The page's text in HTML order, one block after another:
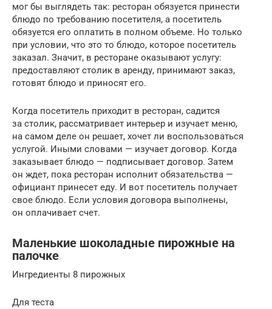
мог бы выглядеть так: ресторан обязуется принести
блюдо по требованию посетителя, а посетитель
обязуется его оплатить в полном объеме. Но только
при условии, что это то блюдо, которое посетитель
заказал. Значит, в ресторане оказывают услугу:
предоставляют столик в аренду, принимают заказ,
готовят блюдо и приносят его.
Когда посетитель приходит в ресторан, садится
за столик, рассматривает интерьер и изучает меню,
на самом деле он решает, хочет ли воспользоваться
услугой. Иными словами — изучает договор. Когда
заказывает блюдо — подписывает договор. Затем
он ждет, пока ресторан исполнит обязательства —
официант принесет еду. И вот посетитель получает
свое блюдо. Если условия договора выполнены,
он оплачивает счет.
Маленькие шоколадные пирожные на
палочке
Ингредиенты 8 пирожных
Для теста